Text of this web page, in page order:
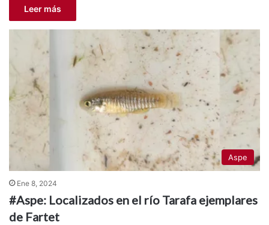
Leer más
Aspe
Ene 8, 2024
#Aspe: Localizados en el río Tarafa ejemplares
de Fartet